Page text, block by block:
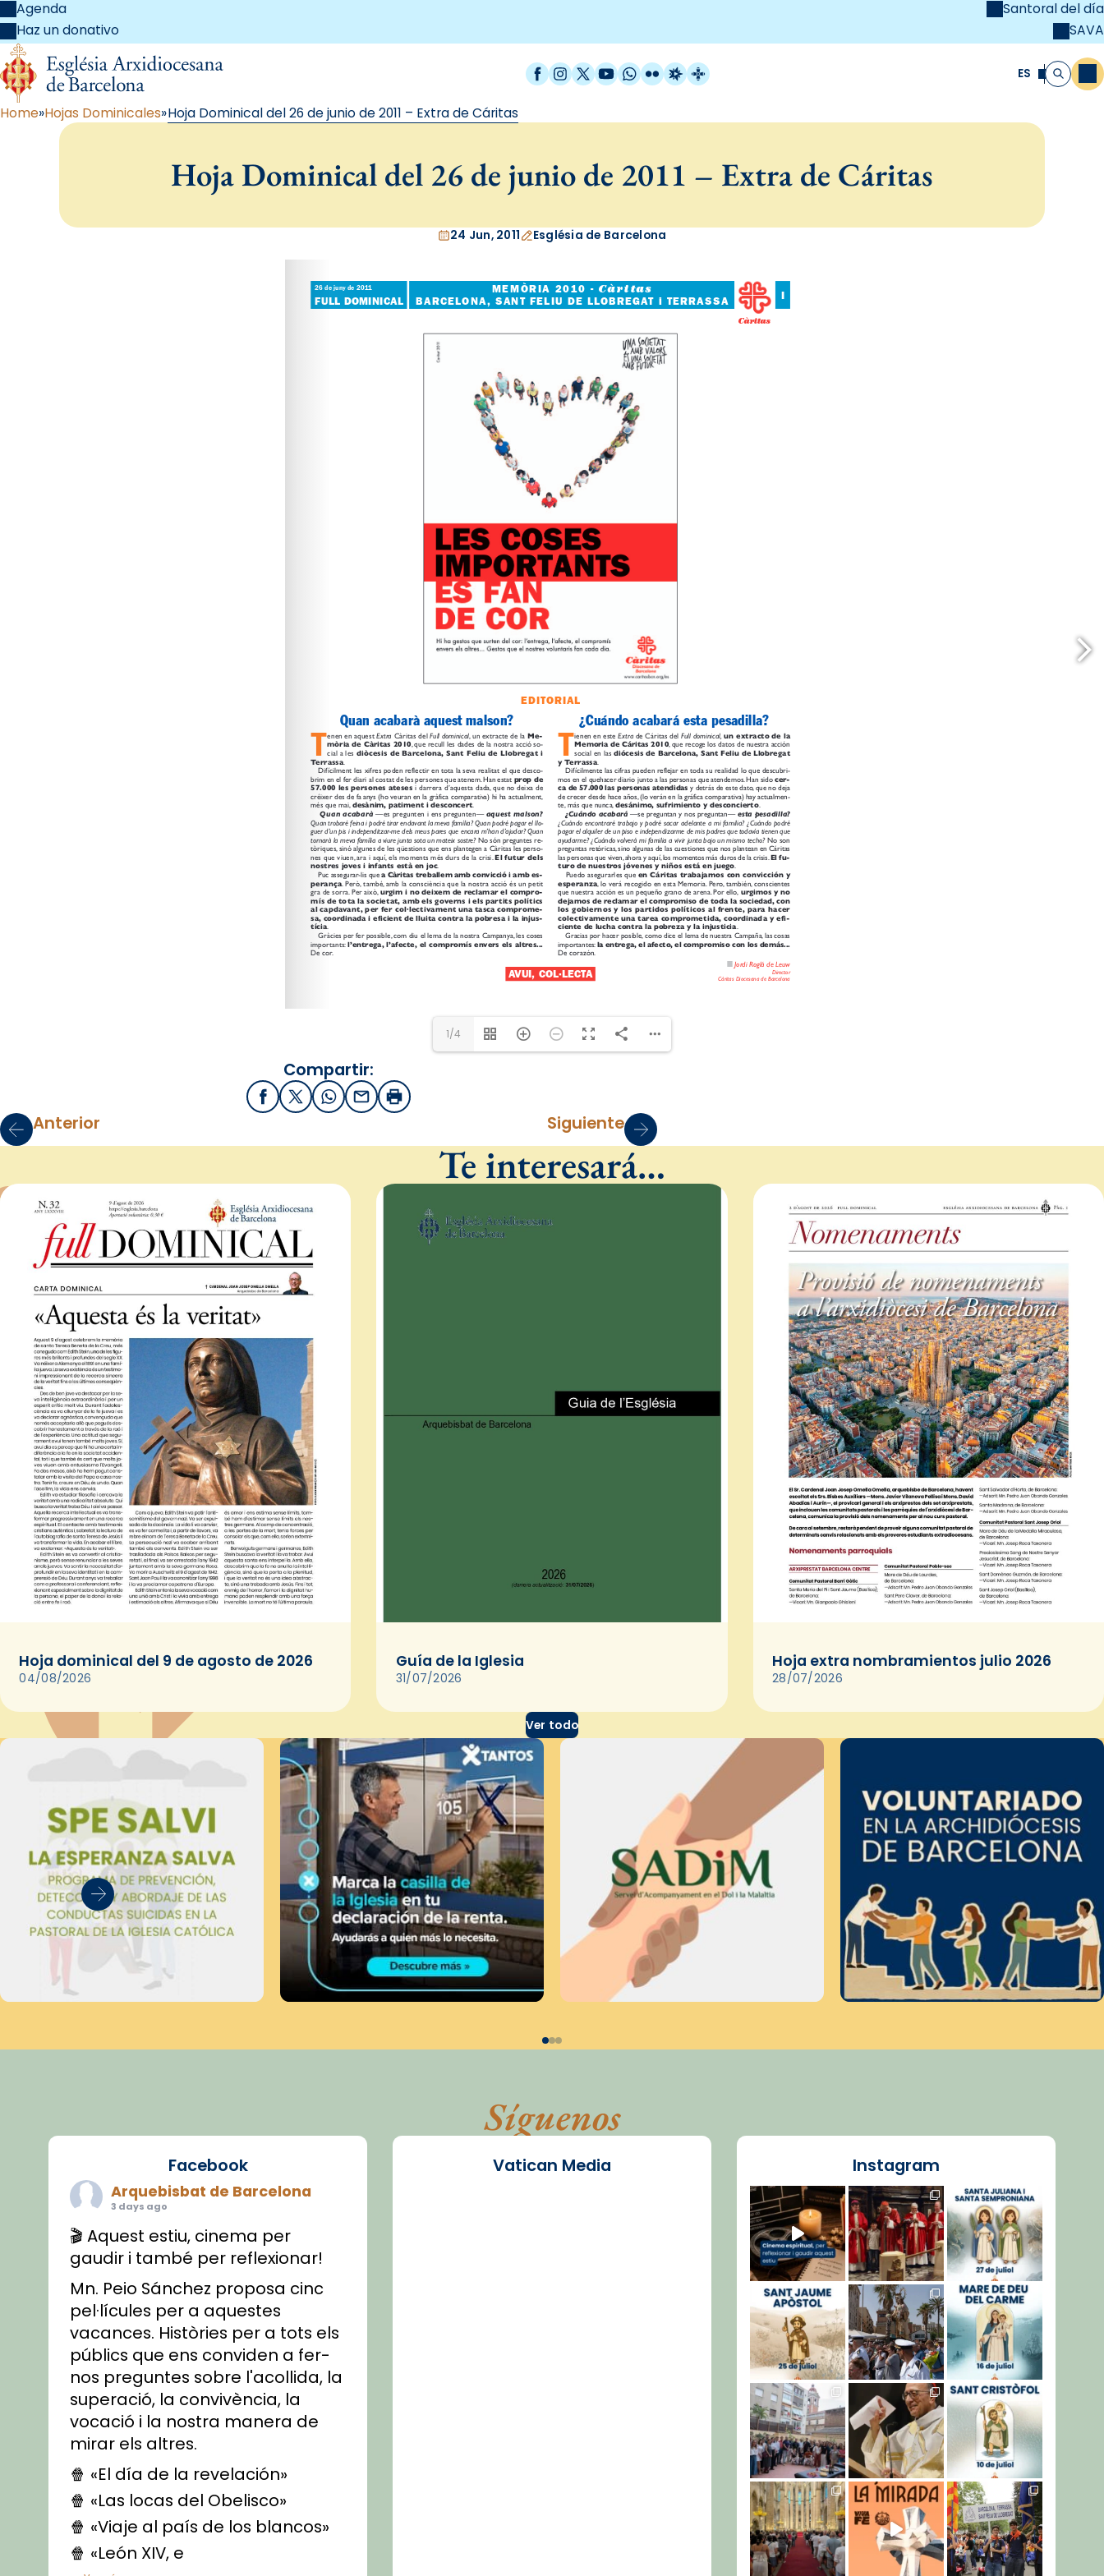
Agenda
Haz un donativo
Santoral del día
SAVA
Facebook
Instagram
X / Twitter
YouTube
WhatsApp
FlickrRadio Estel
Catalunya Cristiana ES Buscar
Home Hojas Dominicales Hoja Dominical del 26 de junio de 2011 – Extra de Cáritas
Hoja Dominical del 26 de junio de 2011 – Extra de Cáritas
24 Jun, 2011 Església de Barcelona
1/4
Compartir:
FacebookX / Twitter
WhatsApp
EmailImprimir
Anterior Siguiente
Te interesará…
Hoja dominical del 9 de agosto de 2026
04/08/2026
Guía de la Iglesia
31/07/2026
Hoja extra nombramientos julio 2026
28/07/2026
Ver todo
Síguenos
Facebook
Arquebisbat de Barcelona
3 days ago
🎬 Aquest estiu, cinema per
gaudir i també per reflexionar!
Mn. Peio Sánchez proposa cinc
pel·lícules per a aquestes
vacances. Històries per a tots els
públics que ens conviden a fer-
nos preguntes sobre l'acollida, la
superació, la convivència, la
vocació i la nostra manera de
mirar els altres.
🍿 «El día de la revelación»
🍿 «Las locas del Obelisco»
🍿 «Viaje al país de los blancos»
🍿 «León XIV, e
Vatican Media Instagram